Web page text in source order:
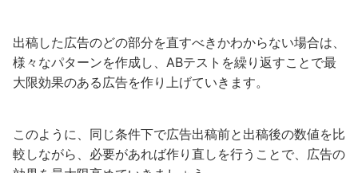
出稿した広告のどの部分を直すべきかわからない場合は、
様々なパターンを作成し、ABテストを繰り返すことで最
大限効果のある広告を作り上げていきます。
このように、同じ条件下で広告出稿前と出稿後の数値を比
較しながら、必要があれば作り直しを行うことで、広告の